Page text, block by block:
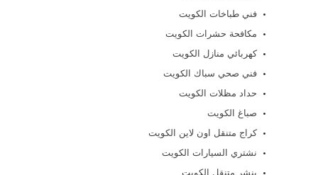
فني طباخات الكويت
مكافحة حشرات الكويت
كهربائي منازل الكويت
فني صحي سباك الكويت
حداد مظلات الكويت
صباغ الكويت
كراج متنقل اون لاين الكويت
نشتري السيارات الكويت
بنشر متنقل الكويت